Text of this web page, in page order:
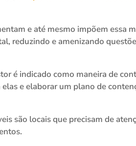
e até mesmo impõem essa
reduzindo e amenizando
é indicado como maneira de
e elaborar um plano de
são locais que precisam de